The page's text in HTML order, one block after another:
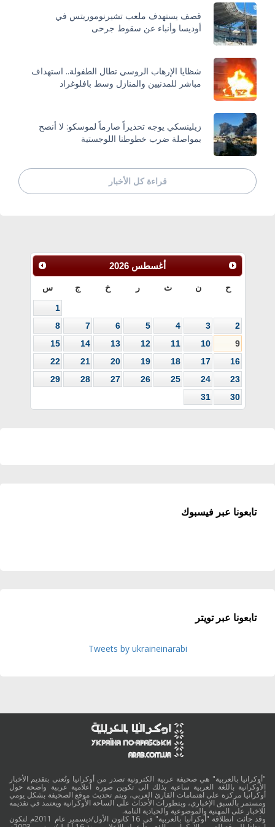
قصف يستهدف ملعب تشيرنوموريتس في
أوديسا وأنباء عن سقوط جرحى
شظايا الإرهاب الروسي تطال الطفولة.. استهداف
مباشر للمدنيين والمنازل وسط بافلوغراد
زيلينسكي يوجه تحذيراً صارماً لموسكو: لا أنصح
بمواصلة ضرب خطوطنا اللوجستية
قراءة كل الأخبار
أغسطس 2026
ح ن ث ر خ ج س
1
2
3
4
5
6
7
8
9
10
11
12
13
14
15
16
17
18
19
20
21
22
23
24
25
26
27
28
29
30
31
تابعونا عبر فيسبوك
تابعونا عبر تويتر
Tweets by ukraineinarabi
"أوكرانيا بالعربية" هي صحيفة عربية الكترونية تصدر من أوكرانيا وتُعنى بتقديم الأخبار
الأوكرانية باللغة العربية ساعية بذلك الى تكوين صورة اعلامية عربية واضحة حول
أوكرانيا مركزة على اهتمامات القارئ العربي، ويتم تحديث موقع الصحيفة بشكل يومي
ومستمر بالسبق الإخباري، وبتطورات الأحداث على الساحة الأوكرانية ويعتمد في تقديمه
للاخبار على المهنية والموضوعية والحيادية التامة.
وقد جائت انطلاقة "أوكرانيا بالعربية" في 16 كانون الأول/ديسمبر عام 2011م لتكون